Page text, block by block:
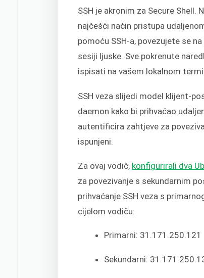
SSH je akronim za Secure Shell.
najčešći način pristupa
pomoću SSH-a, povezujete se
sesiji ljuske. Sve pokrenute
ispisati na vašem lokalnom
SSH veza slijedi model klijent-
daemon kako bi prihvaćao
autentificira zahtjeve za
ispunjeni.
Za ovaj vodič, konfigurirali dva
za povezivanje s sekundarnim
prihvaćanje SSH veza s
cijelom vodiču:
Primarni: 31.171.250.121
Sekundarni: